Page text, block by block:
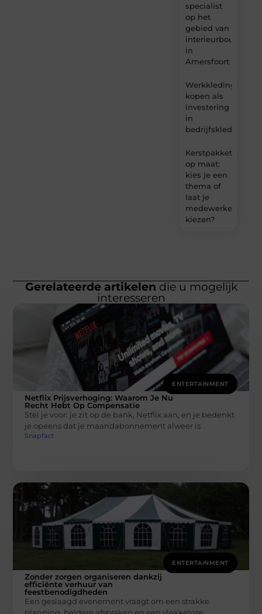
specialist
op het
gebied van
interieurbouw
in
Amersfoort
Werkkleding
kopen als
investering
in
bedrijfskleding
Kerstpakket
op maat:
kies je een
thema of
laat je
medewerkers
kiezen?
Gerelateerde artikelen die u mogelijk
interesseren
ENTERTAINMENT
Netflix Prijsverhoging: Waarom Je Nu
Recht Hebt Op Compensatie
Stel je voor: je zit op de bank, Netflix aan, en je bedenkt
je opeens dat je maandabonnement alweer is
Snapfact
ENTERTAINMENT
Zonder zorgen organiseren dankzij
efficiënte verhuur van
feestbenodigdheden
Een geslaagd evenement vraagt om een strakke